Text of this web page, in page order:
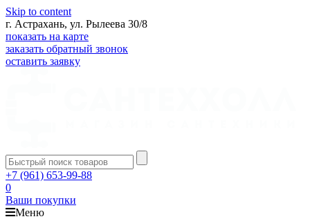
Skip to content
г. Астрахань, ул. Рылеева 30/8
показать на карте
заказать обратный звонок
оставить заявку
+7 (961) 653-99-88
0
Ваши покупки
Меню